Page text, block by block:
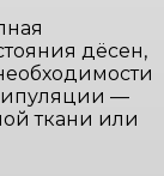
дёсен,
—
ткани или